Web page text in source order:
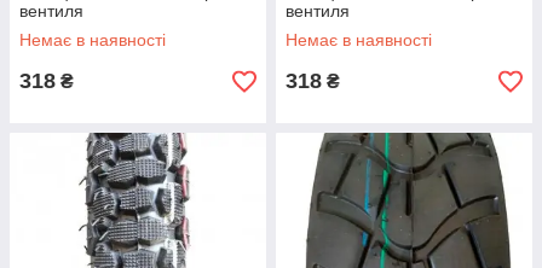
вентиля
Немає в наявності
318 ₴
вентиля
Немає в наявності
318 ₴